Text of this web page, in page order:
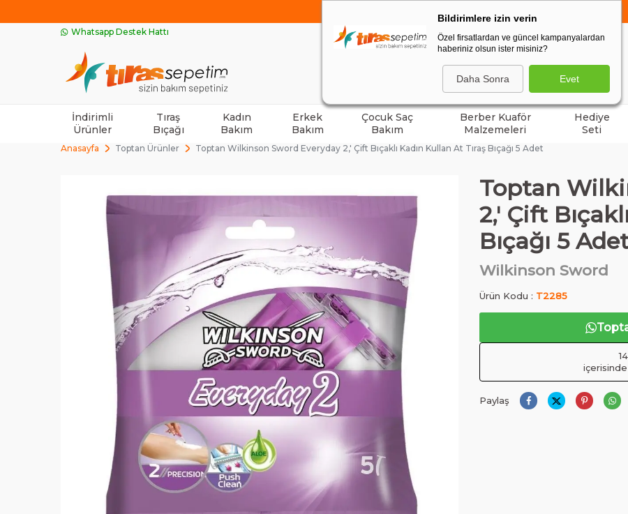
Whatsapp Destek Hattı
İndirimli
Ürünler
Tıraş
Bıçağı
Kadın
Bakım
Erkek
Bakım
Çocuk Saç
Bakım
Berber Kuaför
Malzemeleri
Hediye
Seti
Anasayfa Toptan Ürünler Toptan Wilkinson Sword Everyday 2,' Çift Bıçaklı Kadın Kullan At Tıraş Bıçağı 5 Adet
Toptan
2,' Çift
Bıçağı 5
Wilkinson Sword
Ürün Kodu : T2285
Paylaş
Bildirimlere izin verin
Özel firsatlardan ve güncel kampanyalardan
haberiniz olsun ister misiniz?
Daha Sonra Evet